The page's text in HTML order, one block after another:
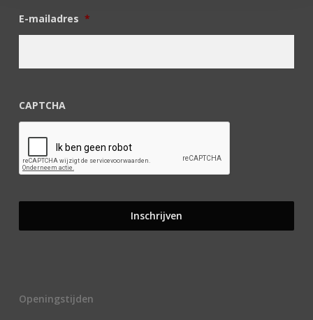
E-mailadres *
CAPTCHA
Openingstijden